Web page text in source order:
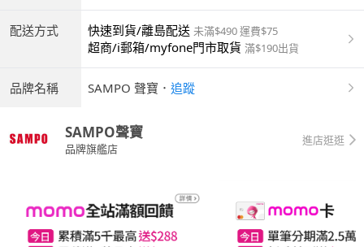
配送方式 快速到貨/離島配送 未滿$490 運費$75
超商/i郵箱/myfone門市取貨 滿$190出貨
品牌名稱 SAMPO 聲寶 ． 追蹤
SAMPO聲寶
品牌旗艦店
進店逛逛